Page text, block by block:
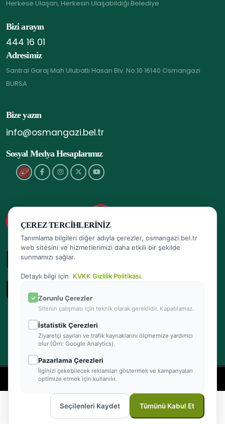
Herkese Ulaşan, Herkesin Ulaşabildiği Belediye
Bizi arayın
444 16 01
Adresimiz
Santral Garaj Mah Ulubatlı Hasan Blv. No:10 16140 Osmangazi
BURSA
Bize yazın
info@osmangazi.bel.tr
Sosyal Medya Hesaplarımız
2026 © Osmangazi Belediyesi Tüm hakları saklıdır
ÇEREZ TERCIHLERINIZ
Tanımlama bilgileri diğer adıyla çerezler, osmangazi.bel.tr
web sitesini ve hizmetlerimizi daha etkili bir şekilde
sunmamızı sağlar.
Detaylı bilgi için KVKK Gizlilik Politikası.
Zorunlu Çerezler
Sitenin çalışması için teknik olarak gereklidir. Kapatılamaz.
İstatistik Çerezleri
Ziyaretçi sayıları ve trafik kaynaklarını ölçmemize yardımcı
olur (Örn: Google Analytics).
Pazarlama Çerezleri
İlginizi çekebilecek reklamları göstermek ve kampanyaları
optimize etmek için kullanılır.
Seçilenleri Kaydet Tümünü Kabul Et